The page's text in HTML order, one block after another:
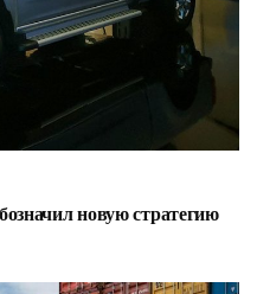
новую стратегию